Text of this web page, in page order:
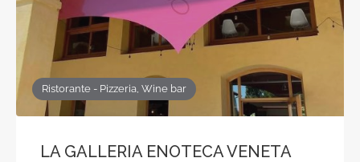
Ristorante - Pizzeria, Wine bar
LA GALLERIA ENOTECA VENETA